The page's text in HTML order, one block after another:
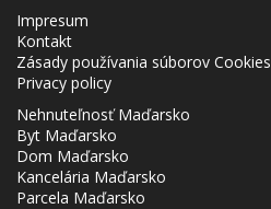
Impresum
Kontakt
Zásady používania súborov Cookies
Privacy policy
Nehnuteľnosť Maďarsko
Byt Maďarsko
Dom Maďarsko
Kancelária Maďarsko
Parcela Maďarsko